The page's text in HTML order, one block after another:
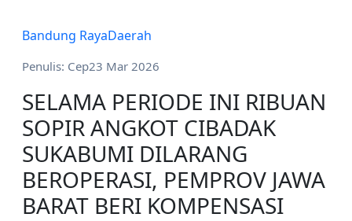
Bandung RayaDaerah
Penulis: Cep23 Mar 2026
SELAMA PERIODE INI RIBUAN
SOPIR ANGKOT CIBADAK
SUKABUMI DILARANG
BEROPERASI, PEMPROV JAWA
BARAT BERI KOMPENSASI